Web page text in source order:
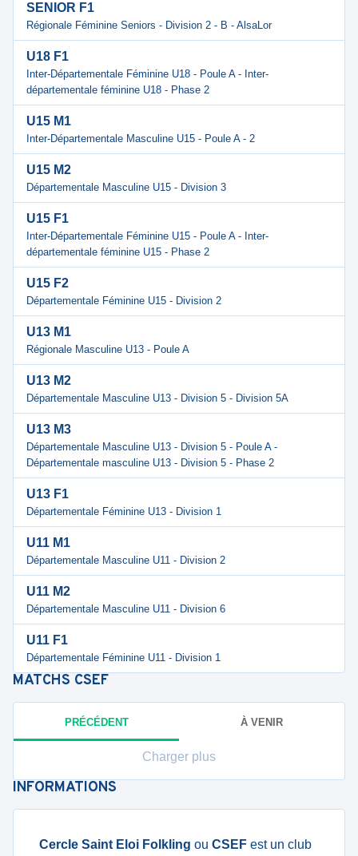
SENIOR F1
Régionale Féminine Seniors - Division 2 - B - AlsaLor
U18 F1
Inter-Départementale Féminine U18 - Poule A - Inter-
départementale féminine U18 - Phase 2
U15 M1
Inter-Départementale Masculine U15 - Poule A - 2
U15 M2
Départementale Masculine U15 - Division 3
U15 F1
Inter-Départementale Féminine U15 - Poule A - Inter-
départementale féminine U15 - Phase 2
U15 F2
Départementale Féminine U15 - Division 2
U13 M1
Régionale Masculine U13 - Poule A
U13 M2
Départementale Masculine U13 - Division 5 - Division 5A
U13 M3
Départementale Masculine U13 - Division 5 - Poule A -
Départementale masculine U13 - Division 5 - Phase 2
U13 F1
Départementale Féminine U13 - Division 1
U11 M1
Départementale Masculine U11 - Division 2
U11 M2
Départementale Masculine U11 - Division 6
U11 F1
Départementale Féminine U11 - Division 1
MATCHS CSEF
PRÉCÉDENT À VENIR
Charger plus
INFORMATIONS
Cercle Saint Eloi Folkling ou CSEF est un club